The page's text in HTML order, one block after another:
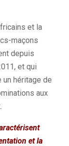
et la
maçons
depuis
et qui
un héritage de
aux
et la